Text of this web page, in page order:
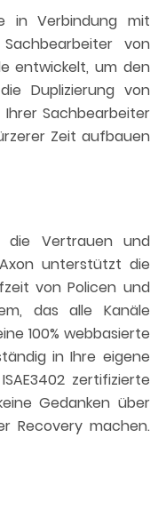
in Verbindung mit
von
entwickelt, um den
Duplizierung von
Sachbearbeiter
Zeit aufbauen
die Vertrauen und
unterstützt die
von Policen und
das alle Kanäle
100% webbasierte
in Ihre eigene
zertifizierte
Gedanken über
Recovery machen.